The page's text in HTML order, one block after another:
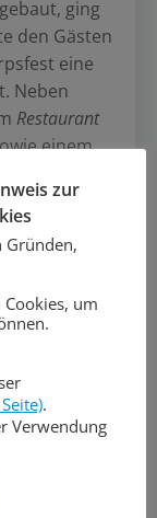
ging
den Gästen
eine
Neben
Restaurant
einem
Kuchen
erste
noch viele
zur
Gründen,
um
.
Verwendung